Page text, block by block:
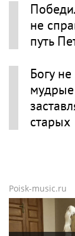
не
путь
Богу
старых
Poisk-music.ru